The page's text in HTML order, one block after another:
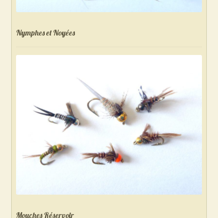
Nymphes et Noyées
Mouches Réservoir